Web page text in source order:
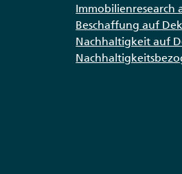
Immobilienresearch
Beschaffung auf
Nachhaltigkeit auf